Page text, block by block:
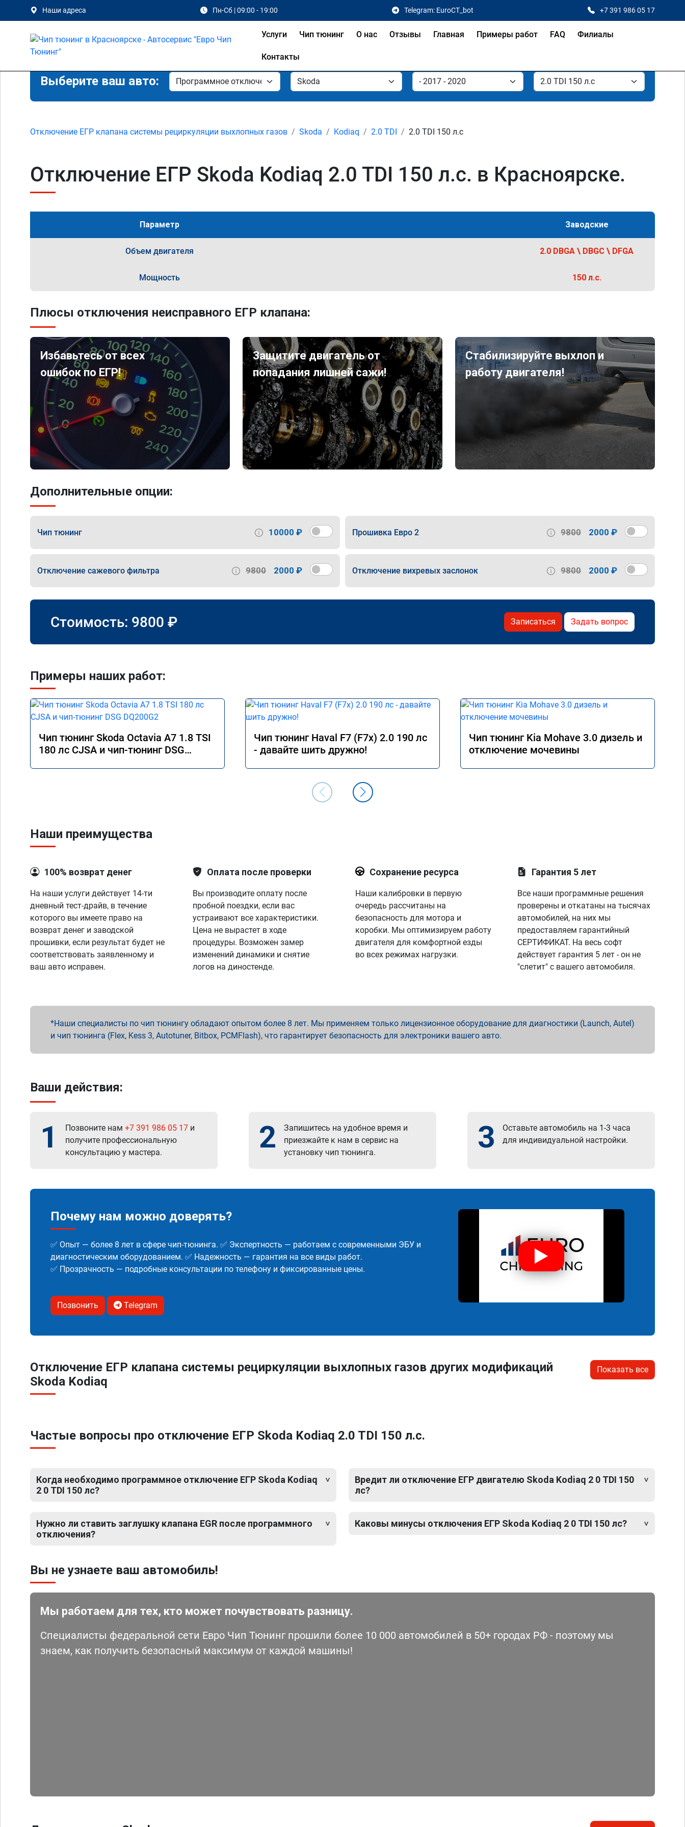
Наши адреса Пн-Сб | 09:00 - 19:00 Telegram: EuroCT_bot +7 391 986 05 17
Услуги Чип тюнинг О нас Отзывы Главная Примеры работ FAQ Филиалы
Контакты
Выберите ваш авто:
Отключение ЕГР клапана системы рециркуляции выхлопных газов Skoda Kodiaq 2.0 TDI 2.0 TDI 150 л.с
Отключение ЕГР Skoda Kodiaq 2.0 TDI 150 л.с. в Красноярске.
Параметр Заводские
Объем двигателя 2.0 DBGA \ DBGC \ DFGA
Мощность 150 л.с.
Плюсы отключения неисправного ЕГР клапана:
Избавьтесь от всех
ошибок по ЕГР!
Защитите двигатель от
попадания лишней сажи!
Стабилизируйте выхлоп и
работу двигателя!
Дополнительные опции:
Чип тюнинг 10000 ₽ Прошивка Евро 2 9800 2000 ₽
Отключение сажевого фильтра 9800 2000 ₽ Отключение вихревых заслонок 9800 2000 ₽
Стоимость: 9800 ₽ Записаться Задать вопрос
Примеры наших работ:
Чип тюнинг Skoda Octavia A7 1.8 TSI
180 лс CJSA и чип-тюнинг DSG
Чип тюнинг Haval F7 (F7x) 2.0 190 лс
- давайте шить дружно!
Чип тюнинг Kia Mohave 3.0 дизель и
отключение мочевины
Наши преимущества
100% возврат денег
На наши услуги действует 14-ти
дневный тест-драйв, в течение
которого вы имеете право на
возврат денег и заводской
прошивки, если результат будет не
соответствовать заявленному и
ваш авто исправен.
Оплата после проверки
Вы производите оплату после
пробной поездки, если вас
устраивают все характеристики.
Цена не вырастет в ходе
процедуры. Возможен замер
изменений динамики и снятие
логов на диностенде.
Сохранение ресурса
Наши калибровки в первую
очередь рассчитаны на
безопасность для мотора и
коробки. Мы оптимизируем работу
двигателя для комфортной езды
во всех режимах нагрузки.
Гарантия 5 лет
Все наши программные решения
проверены и откатаны на тысячах
автомобилей, на них мы
предоставляем гарантийный
СЕРТИФИКАТ. На весь софт
действует гарантия 5 лет - он не
"слетит" с вашего автомобиля.
Наши специалисты по чип тюнингу обладают опытом более 8 лет. Мы применяем только лицензионное оборудование для диагностики (Launch, Autel)
и чип тюнинга (Flex, Kess 3, Autotuner, Bitbox, PCMFlash), что гарантирует безопасность для электроники вашего авто.
Ваши действия:
1 Позвоните нам +7 391 986 05 17 и
получите профессиональную
консультацию у мастера.
2
Запишитесь на удобное время и
приезжайте к нам в сервис на
установку чип тюнинга.
3
Оставьте автомобиль на 1-3 часа
для индивидуальной настройки.
Почему нам можно доверять?
✅ Опыт — более 8 лет в сфере чип-тюнинга. ✅ Экспертность — работаем с современными ЭБУ и
диагностическим оборудованием. ✅ Надежность — гарантия на все виды работ.
✅ Прозрачность — подробные консультации по телефону и фиксированные цены.
Позвонить Telegram
Отключение ЕГР клапана системы рециркуляции выхлопных газов других модификаций
Skoda Kodiaq
Показать все
Частые вопросы про отключение ЕГР Skoda Kodiaq 2.0 TDI 150 л.с.
Когда необходимо программное отключение ЕГР Skoda Kodiaq
2 0 TDI 150 лс?
Нужно ли ставить заглушку клапана EGR после программного
отключения?
Вредит ли отключение ЕГР двигателю Skoda Kodiaq 2 0 TDI 150
лс?
Каковы минусы отключения ЕГР Skoda Kodiaq 2 0 TDI 150 лс?
Вы не узнаете ваш автомобиль!
Мы работаем для тех, кто может почувствовать разницу.
Специалисты федеральной сети Евро Чип Тюнинг прошили более 10 000 автомобилей в 50+ городах РФ - поэтому мы
знаем, как получить безопасный максимум от каждой машины!